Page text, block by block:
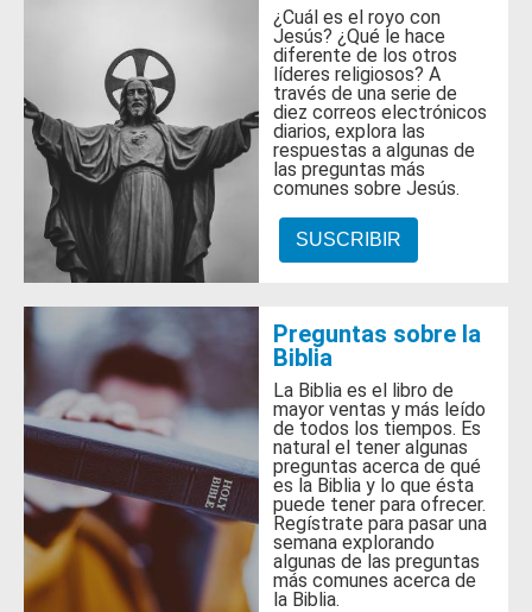
¿Cuál es el royo con
Jesús? ¿Qué le hace
diferente de los otros
líderes religiosos? A
través de una serie de
diez correos electrónicos
diarios, explora las
respuestas a algunas de
las preguntas más
comunes sobre Jesús.
SUSCRIBIR
Preguntas sobre la
Biblia
La Biblia es el libro de
mayor ventas y más leído
de todos los tiempos. Es
natural el tener algunas
preguntas acerca de qué
es la Biblia y lo que ésta
puede tener para ofrecer.
Regístrate para pasar una
semana explorando
algunas de las preguntas
más comunes acerca de
la Biblia.